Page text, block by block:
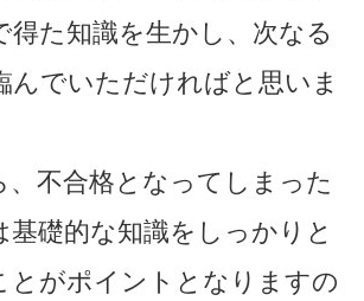
得た知識を生かし、次なる
んでいただければと思いま
不合格となってしまった
基礎的な知識をしっかりと
とがポイントとなりますの